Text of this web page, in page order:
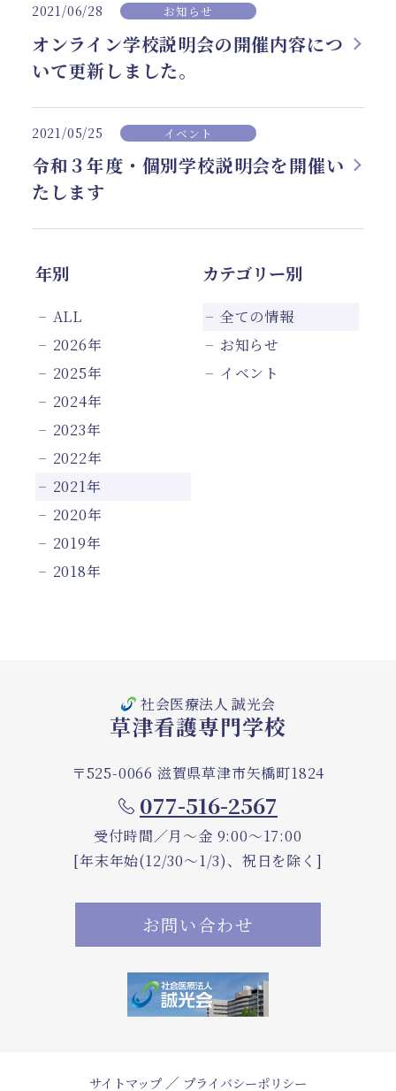
2021/06/28 お知らせ
オンライン学校説明会の開催内容につ
いて更新しました。
2021/05/25 イベント
令和３年度・個別学校説明会を開催い
たします
年別
ALL
2026年
2025年
2024年
2023年
2022年
2021年
2020年
2019年
2018年
カテゴリー別
全ての情報
お知らせ
イベント
社会医療法人 誠光会
草津看護専門学校
〒525-0066 滋賀県草津市矢橋町1824
077-516-2567
受付時間／月～金 9:00～17:00
[年末年始(12/30～1/3)、祝日を除く]
お問い合わせ
サイトマップ ／ プライバシーポリシー